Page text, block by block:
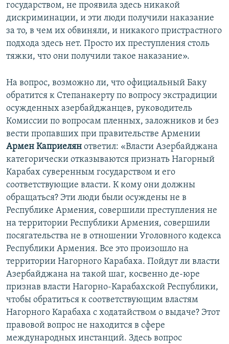
государством, не проявила здесь никакой
дискриминации, и эти люди получили наказание
за то, в чем их обвиняли, и никакого пристрастного
подхода здесь нет. Просто их преступления столь
тяжки, что они получили такое наказание».
На вопрос, возможно ли, что официальный Баку
обратится к Степанакерту по вопросу экстрадиции
осужденных азербайджанцев, руководитель
Комиссии по вопросам пленных, заложников и без
вести пропавших при правительстве Армении
Армен Каприелян ответил: «Власти Азербайджана
категорически отказываются признать Нагорный
Карабах суверенным государством и его
соответствующие власти. К кому они должны
обращаться? Эти люди были осуждены не в
Республике Армения, совершили преступления не
на территории Республики Армения, совершили
посягательства не в отношении Уголовного кодекса
Республики Армения. Все это произошло на
территории Нагорного Карабаха. Пойдут ли власти
Азербайджана на такой шаг, косвенно де-юре
признав власти Нагорно-Карабахской Республики,
чтобы обратиться к соответствующим властям
Нагорного Карабаха с ходатайством о выдаче? Этот
правовой вопрос не находится в сфере
международных инстанций. Здесь вопрос